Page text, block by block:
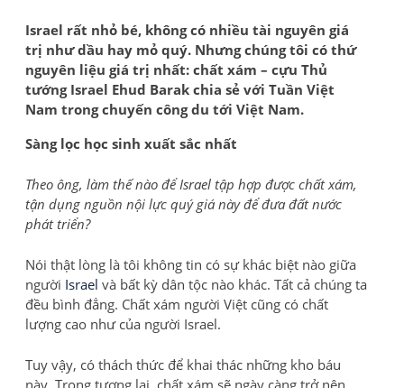
Israel rất nhỏ bé, không có nhiều tài nguyên giá
trị như dầu hay mỏ quý. Nhưng chúng tôi có thứ
nguyên liệu giá trị nhất: chất xám – cựu Thủ
tướng Israel Ehud Barak chia sẻ với Tuần Việt
Nam trong chuyến công du tới Việt Nam.
Sàng lọc học sinh xuất sắc nhất
Theo ông, làm thế nào để Israel tập hợp được chất xám,
tận dụng nguồn nội lực quý giá này để đưa đất nước
phát triển?
Nói thật lòng là tôi không tin có sự khác biệt nào giữa
người Israel và bất kỳ dân tộc nào khác. Tất cả chúng ta
đều bình đẳng. Chất xám người Việt cũng có chất
lượng cao như của người Israel.
Tuy vậy, có thách thức để khai thác những kho báu
này. Trong tương lai, chất xám sẽ ngày càng trở nên